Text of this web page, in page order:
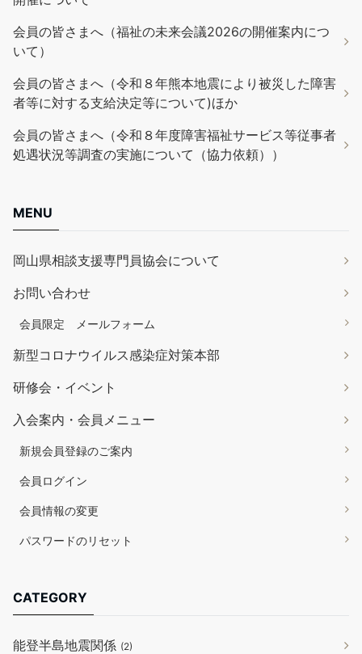
会員の皆さまへ（福祉の未来会議2026の開催案内につ
いて）
会員の皆さまへ（令和８年熊本地震により被災した障害
者等に対する支給決定等について)ほか
会員の皆さまへ（令和８年度障害福祉サービス等従事者
処遇状況等調査の実施について（協力依頼））
MENU
岡山県相談支援専門員協会について
お問い合わせ
会員限定 メールフォーム
新型コロナウイルス感染症対策本部
研修会・イベント
入会案内・会員メニュー
新規会員登録のご案内
会員ログイン
会員情報の変更
パスワードのリセット
CATEGORY
能登半島地震関係 (2)